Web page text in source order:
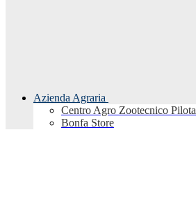
Azienda Agraria
Centro Agro Zootecnico Pilota
Bonfa Store